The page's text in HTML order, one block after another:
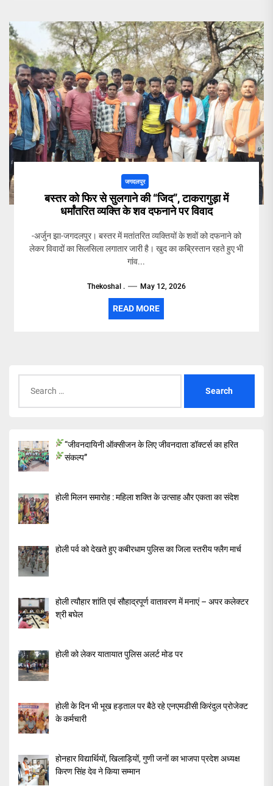
जगदलपुर
बस्तर को फिर से सुलगाने की “जिद”, टाकरागुड़ा में
धर्मांतरित व्यक्ति के शव दफनाने पर विवाद
-अर्जुन झा-जगदलपुर। बस्तर में मतांतरित व्यक्तियों के शवों को दफनाने को
लेकर विवादों का सिलसिला लगातार जारी है। खुद का कब्रिस्तान रहते हुए भी
गांव...
Thekoshal . May 12, 2026
READ MORE
for:
“जीवनदायिनी ऑक्सीजन के लिए जीवनदाता डॉक्टर्स का हरित
संकल्प”
होली मिलन समारोह : महिला शक्ति के उत्साह और एकता का संदेश
होली पर्व को देखते हुए कबीरधाम पुलिस का जिला स्तरीय फ्लैग मार्च
होली त्यौहार शांति एवं सौहाद्रपूर्ण वातावरण में मनाएं – अपर कलेक्टर
श्री बघेल
होली को लेकर यातायात पुलिस अलर्ट मोड पर
होली के दिन भी भूख हड़ताल पर बैठे रहे एनएमडीसी किरंदुल प्रोजेक्ट
के कर्मचारी
होनहार विद्यार्थियों, खिलाड़ियों, गुणी जनों का भाजपा प्रदेश अध्यक्ष
किरण सिंह देव ने किया सम्मान